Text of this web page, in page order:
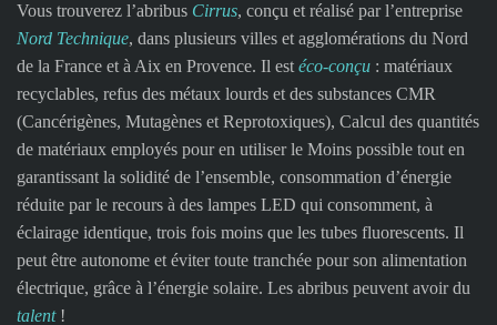
Vous trouverez l’abribus Cirrus, conçu et réalisé par l’entreprise
Nord Technique, dans plusieurs villes et agglomérations du Nord
de la France et à Aix en Provence. Il est éco-conçu : matériaux
recyclables, refus des métaux lourds et des substances CMR
(Cancérigènes, Mutagènes et Reprotoxiques), Calcul des quantités
de matériaux employés pour en utiliser le Moins possible tout en
garantissant la solidité de l’ensemble, consommation d’énergie
réduite par le recours à des lampes LED qui consomment, à
éclairage identique, trois fois moins que les tubes fluorescents. Il
peut être autonome et éviter toute tranchée pour son alimentation
électrique, grâce à l’énergie solaire. Les abribus peuvent avoir du
talent!